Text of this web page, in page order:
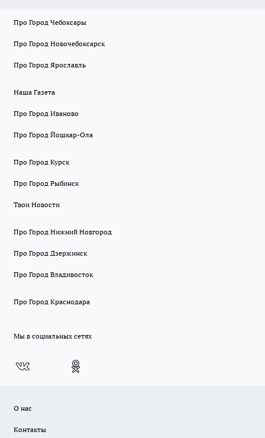
Про Город Чебоксары
Про Город Новочебоксарск
Про Город Ярославль
Наша Газета
Про Город Иваново
Про Город Йошкар-Ола
Про Город Курск
Про Город Рыбинск
Твои Новости
Про Город Нижний Новгород
Про Город Дзержинск
Про Город Владивосток
Про Город Краснодара
Мы в социальных сетях
О нас
Контакты